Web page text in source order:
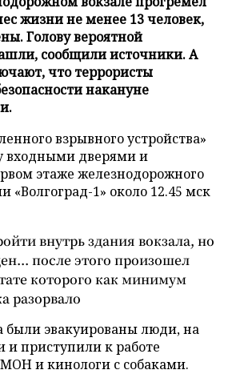
жизни не менее 13 человек,
Голову вероятной
сообщили источники. А
что террористы
накануне
взрывного устройства»
входными дверями и
этаже железнодорожного
«Волгоград-1» около 12.45 мск
внутрь здания вокзала, но
после этого произошел
которого как минимум
разорвало
были эвакуированы люди, на
приступили к работе
и кинологи с собаками.